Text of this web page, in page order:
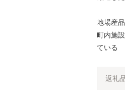
地場産
町内施
ている
返礼